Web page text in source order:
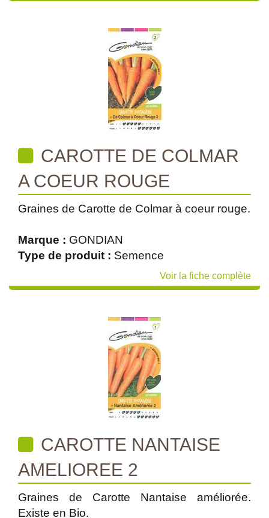
CAROTTE DE COLMAR
A COEUR ROUGE
Graines de Carotte de Colmar à coeur rouge.
Marque : GONDIAN
Type de produit : Semence
Voir la fiche complète
CAROTTE NANTAISE
AMELIOREE 2
Graines de Carotte Nantaise améliorée.
Existe en Bio.